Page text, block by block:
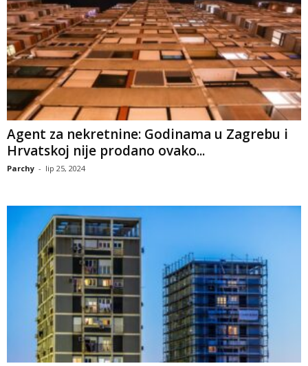
Agent za nekretnine: Godinama u Zagrebu i
Hrvatskoj nije prodano ovako...
Parchy - lip 25, 2024